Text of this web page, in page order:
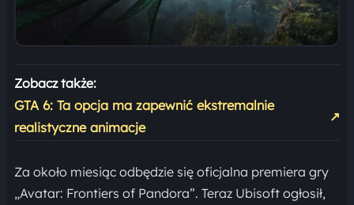
Zobacz także:
GTA 6: Ta opcja ma zapewnić ekstremalnie
realistyczne animacje
↗
Za około miesiąc odbędzie się oficjalna premiera gry
„Avatar: Frontiers of Pandora”. Teraz Ubisoft ogłosił,